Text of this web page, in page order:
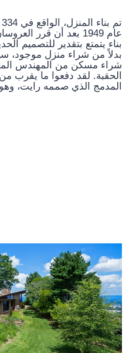
عام 1949 بعد أن قرر
بناء يتمتع بتقدير للتصميم
بدلاً من شراء منزل موجود،
شراء مسكن من المهندس
المدمج الذي صممه رايت،